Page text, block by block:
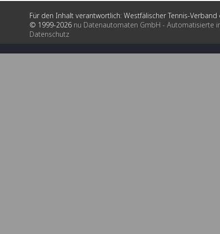
Für den Inhalt verantwortlich: Westfälischer Tennis-Verband
© 1999-2026 nu Datenautomaten GmbH - Automatisierte
Datenschutz